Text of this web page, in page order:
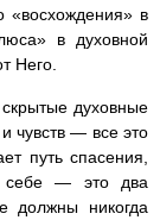
«восхождения» в
в духовной
Него.
духовные
чувств — все это
путь спасения,
себе — это два
никогда